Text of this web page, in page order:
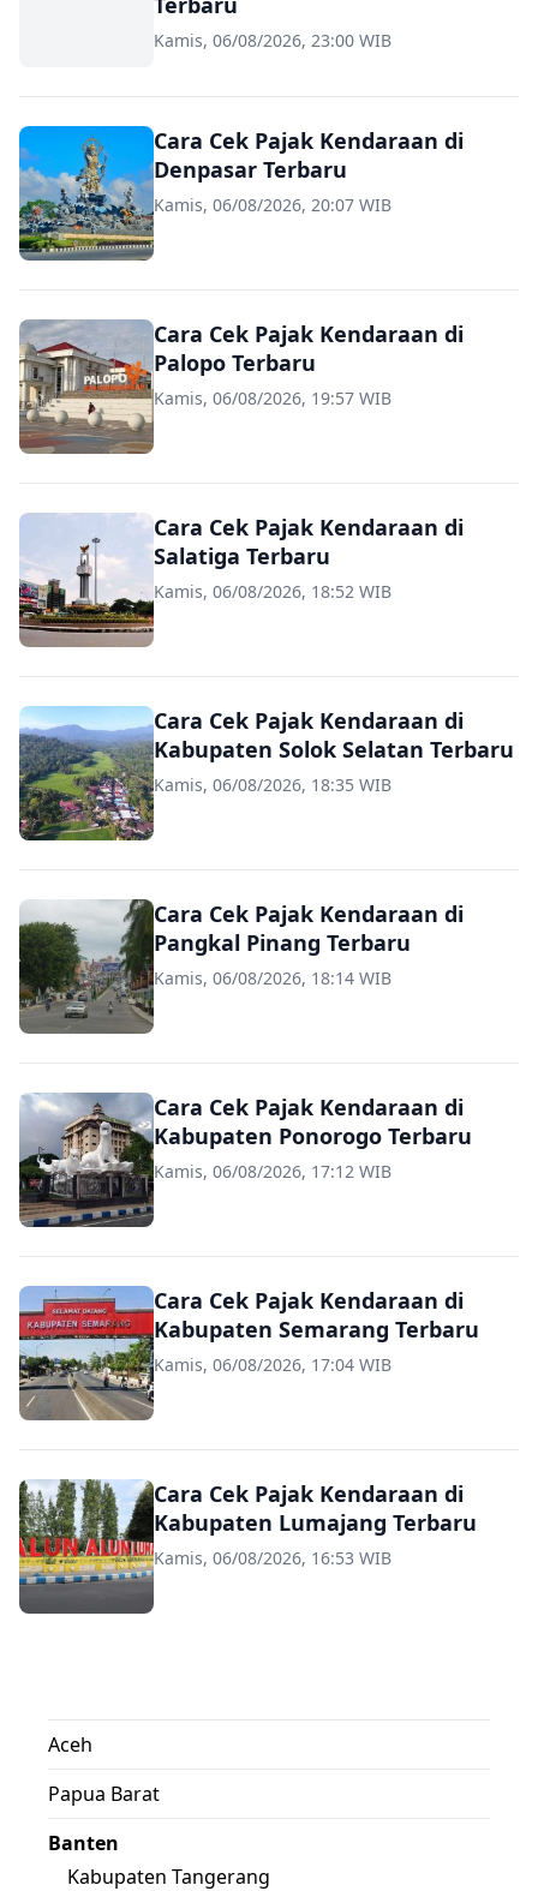
Kamis, 06/08/2026, 23:00 WIB
Cara Cek Pajak Kendaraan di
Denpasar Terbaru
Kamis, 06/08/2026, 20:07 WIB
Cara Cek Pajak Kendaraan di
Palopo Terbaru
Kamis, 06/08/2026, 19:57 WIB
Cara Cek Pajak Kendaraan di
Salatiga Terbaru
Kamis, 06/08/2026, 18:52 WIB
Cara Cek Pajak Kendaraan di
Kabupaten Solok Selatan Terbaru
Kamis, 06/08/2026, 18:35 WIB
Cara Cek Pajak Kendaraan di
Pangkal Pinang Terbaru
Kamis, 06/08/2026, 18:14 WIB
Cara Cek Pajak Kendaraan di
Kabupaten Ponorogo Terbaru
Kamis, 06/08/2026, 17:12 WIB
Cara Cek Pajak Kendaraan di
Kabupaten Semarang Terbaru
Kamis, 06/08/2026, 17:04 WIB
Cara Cek Pajak Kendaraan di
Kabupaten Lumajang Terbaru
Kamis, 06/08/2026, 16:53 WIB
Aceh
Papua Barat
Banten
Kabupaten Tangerang